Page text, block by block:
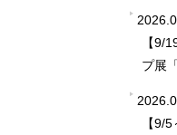
【9/
プ展
【9/